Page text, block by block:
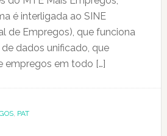
é interligada ao SINE
de Empregos), que funciona
dados unificado, que
empregos em todo […]
, PAT